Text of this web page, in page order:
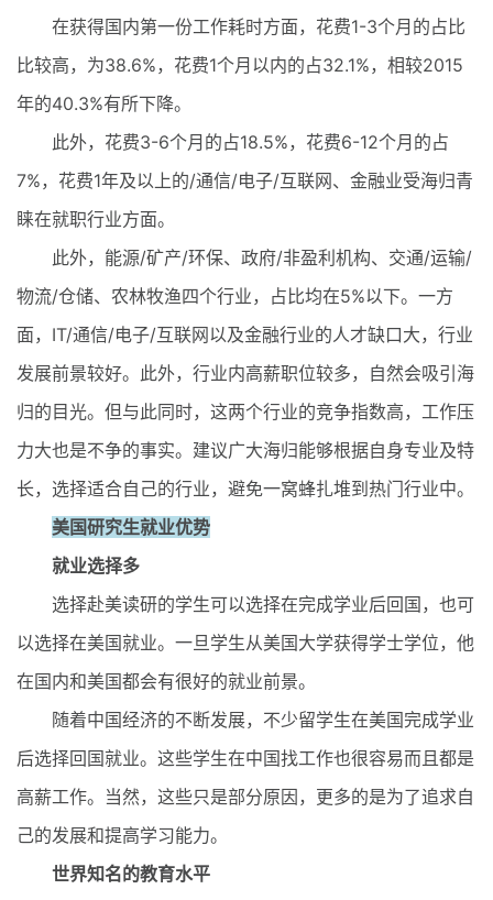
在获得国内第一份工作耗时方面，花费1-3个月的占比
比较高，为38.6%，花费1个月以内的占32.1%，相较2015
年的40.3%有所下降。
此外，花费3-6个月的占18.5%，花费6-12个月的占
7%，花费1年及以上的/通信/电子/互联网、金融业受海归青
睐在就职行业方面。
此外，能源/矿产/环保、政府/非盈利机构、交通/运输/
物流/仓储、农林牧渔四个行业，占比均在5%以下。一方
面，IT/通信/电子/互联网以及金融行业的人才缺口大，行业
发展前景较好。此外，行业内高薪职位较多，自然会吸引海
归的目光。但与此同时，这两个行业的竞争指数高，工作压
力大也是不争的事实。建议广大海归能够根据自身专业及特
长，选择适合自己的行业，避免一窝蜂扎堆到热门行业中。
美国研究生就业优势
就业选择多
选择赴美读研的学生可以选择在完成学业后回国，也可
以选择在美国就业。一旦学生从美国大学获得学士学位，他
在国内和美国都会有很好的就业前景。
随着中国经济的不断发展，不少留学生在美国完成学业
后选择回国就业。这些学生在中国找工作也很容易而且都是
高薪工作。当然，这些只是部分原因，更多的是为了追求自
己的发展和提高学习能力。
世界知名的教育水平